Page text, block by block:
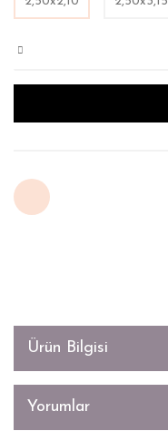
Ürün Bilgisi
Yorumlar